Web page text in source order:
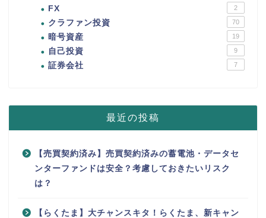
FX 2
クラファン投資 70
暗号資産 19
自己投資 9
証券会社 7
最近の投稿
【売買契約済み】売買契約済みの蓄電池・データセ
ンターファンドは安全？考慮しておきたいリスク
は？
【らくたま】大チャンスキタ！らくたま、新キャン